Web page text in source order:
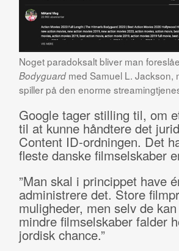
Noget paradoksalt bliver man
Bodyguardmed Samuel L. Jackson,
spiller på den enorme
Google tager stilling til, om
til at kunne håndtere det
Content ID-ordningen. Det
fleste danske filmselskaber
”Man skal i princippet have
administrere det. Store
muligheder, men selv de
mindre filmselskaber falder
jordisk chance.”